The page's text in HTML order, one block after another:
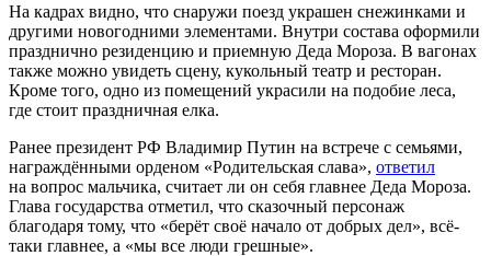
На кадрах видно, что снаружи поезд украшен снежинками и
другими новогодними элементами. Внутри состава оформили
празднично резиденцию и приемную Деда Мороза. В вагонах
также можно увидеть сцену, кукольный театр и ресторан.
Кроме того, одно из помещений украсили на подобие леса,
где стоит праздничная елка.
Ранее президент РФ Владимир Путин на встрече с семьями,
награждёнными орденом «Родительская слава», ответил
на вопрос мальчика, считает ли он себя главнее Деда Мороза.
Глава государства отметил, что сказочный персонаж
благодаря тому, что «берёт своё начало от добрых дел», всё-
таки главнее, а «мы все люди грешные».